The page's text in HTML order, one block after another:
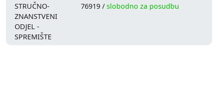
STRUČNO-
ZNANSTVENI
ODJEL -
SPREMIŠTE
76919 /slobodno za posudbu